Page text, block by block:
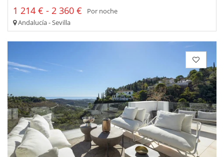
1 214 € - 2 360 €
Por noche
Andalucía - Sevilla